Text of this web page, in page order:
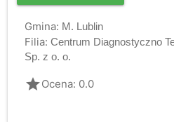
Gmina: M. Lublin
Filia: Centrum Diagnostyczno
Sp. z o. o.
gradeOcena: 0.0